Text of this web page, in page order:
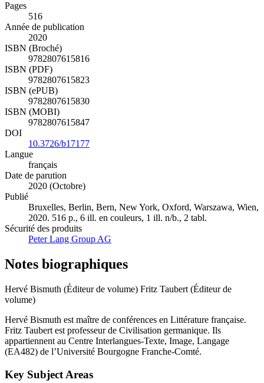
Pages
516
Année de publication
2020
ISBN (Broché)
9782807615816
ISBN (PDF)
9782807615823
ISBN (ePUB)
9782807615830
ISBN (MOBI)
9782807615847
DOI
10.3726/b17177
Langue
français
Date de parution
2020 (Octobre)
Publié
Bruxelles, Berlin, Bern, New York, Oxford, Warszawa, Wien,
2020. 516 p., 6 ill. en couleurs, 1 ill. n/b., 2 tabl.
Sécurité des produits
Peter Lang Group AG
Notes biographiques
Hervé Bismuth (Éditeur de volume) Fritz Taubert (Éditeur de
volume)
Hervé Bismuth est maître de conférences en Littérature française.
Fritz Taubert est professeur de Civilisation germanique. Ils
appartiennent au Centre Interlangues-Texte, Image, Langage
(EA482) de l’Université Bourgogne Franche-Comté.
Key Subject Areas